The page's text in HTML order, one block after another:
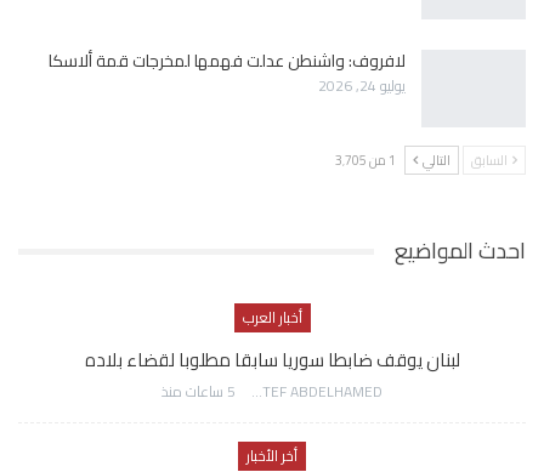
لافروف: واشنطن عدلت فهمها لمخرجات قمة ألاسكا
يوليو 24, 2026
السابق التالي 1 من 3٬705
احدث المواضيع
أخبار العرب
لبنان يوقف ضابطا سوريا سابقا مطلوبا لقضاء بلاده
AWATEF ABDELHAMED 5 ساعات منذ
أخر الأخبار